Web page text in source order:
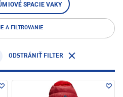
SPACIE VAKY
A FILTROVANIE
ODSTRÁNIŤ FILTER